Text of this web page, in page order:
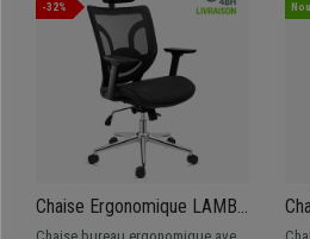
-32%
Chaise Ergonomique LAMBO
PRO, Appui-Tête, Support